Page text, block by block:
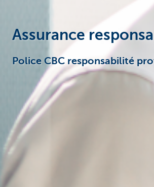
Assurance
Police CBC responsabilité